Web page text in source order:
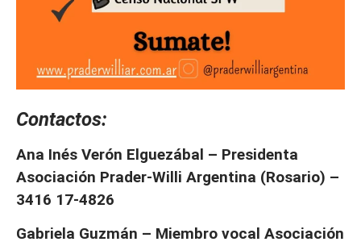
Contactos:
Ana Inés Verón Elguezábal – Presidenta
Asociación Prader-Willi Argentina (Rosario) –
3416 17-4826
Gabriela Guzmán – Miembro vocal Asociación